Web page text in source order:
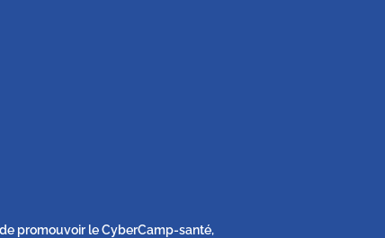
promouvoir le CyberCamp-santé,